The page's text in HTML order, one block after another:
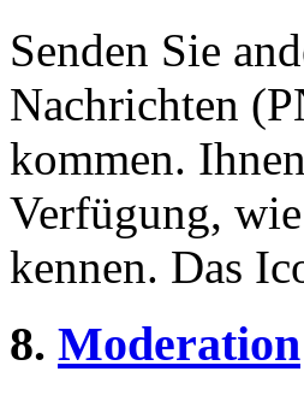
Senden Sie
Nachrichten
kommen.
Verfügung,
kennen. Das
8. Moderation